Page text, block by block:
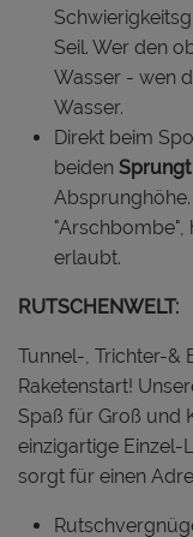
Seil. Wer den
Wasser - wen
Wasser.
Direkt beim
beiden
"Arschbombe",
erlaubt.
RUTSCHENWELT:
Tunnel-, Trichter-&
Raketenstart!
Spaß für Groß und
einzigartige
sorgt für einen